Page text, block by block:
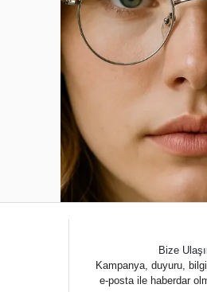
Bize
Kampanya, duyuru,
e-posta ile haberdar